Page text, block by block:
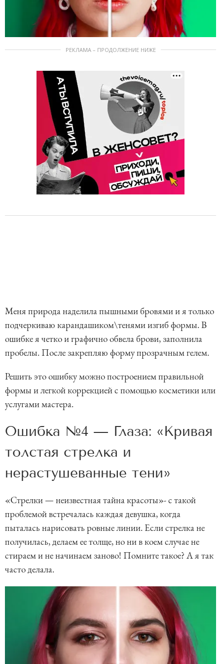
РЕКЛАМА – ПРОДОЛЖЕНИЕ НИЖЕ
Меня природа наделила пышными бровями и я только
подчеркиваю карандашиком\тенями изгиб формы. В
ошибке я четко и графично обвела брови, заполнила
пробелы. После закрепляю форму прозрачным гелем.
Решить это ошибку можно построением правильной
формы и легкой коррекцией с помощью косметики или
услугами мастера.
Ошибка №4 — Глаза: «Кривая
толстая стрелка и
нерастушеванные тени»
«Стрелки — неизвестная тайна красоты»- с такой
проблемой встречалась каждая девушка, когда
пыталась нарисовать ровные линии. Если стрелка не
получилась, делаем ее толще, но ни в коем случае не
стираем и не начинаем заново! Помните такое? А я так
часто делала.